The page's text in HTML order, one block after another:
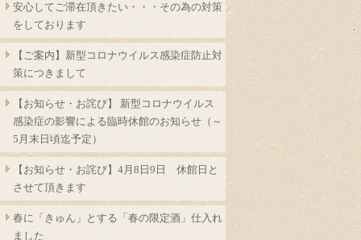
安心してご滞在頂きたい・・・その為の対策
をしております
【ご案内】新型コロナウイルス感染症防止対
策につきまして
【お知らせ・お詫び】 新型コロナウイルス
感染症の影響による臨時休館のお知らせ（～
5月末日頃迄予定）
【お知らせ・お詫び】4月8日9日 休館日と
させて頂きます
春に「きゅん」とする「春の限定酒」仕入れ
ました